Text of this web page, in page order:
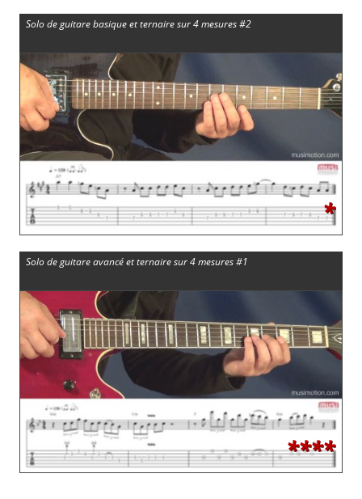
Solo de guitare basique et ternaire sur 4 mesures #2
*
Solo de guitare avancé et ternaire sur 4 mesures #1
****